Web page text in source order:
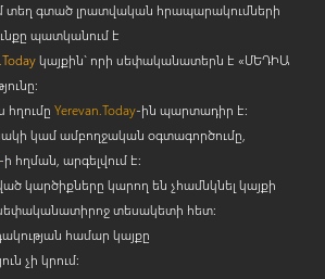
տեղ գտած լրատվական հրապարակումների
պատկանում է
կայքին` որի սեփականատերն է «ՄԵԴԻԱ
հղումը Yerevan.Today-ին պարտադիր է:
կամ ամբողջական օգտագործումը,
ի հղման, արգելվում է:
կարծիքները կարող են չհամնկնել կայքի
տեսակետի հետ:
համար կայքը
չի կրում: